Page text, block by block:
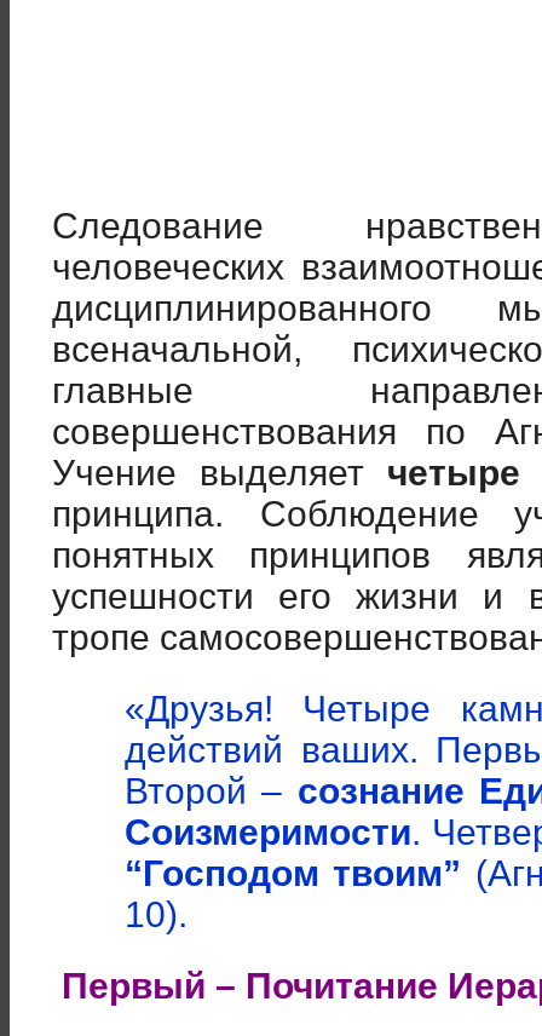
Следование
человеческих
всеначальной,
главные
совершенствования по
Учение выделяет четыре
принципа. Соблюдение
понятных принципов
успешности его жизни и
тропе
«Друзья! Четыре
действий ваших.
Второй – сознание
Соизмеримости.
“Господом твоим”
10).
Первый – Почитание